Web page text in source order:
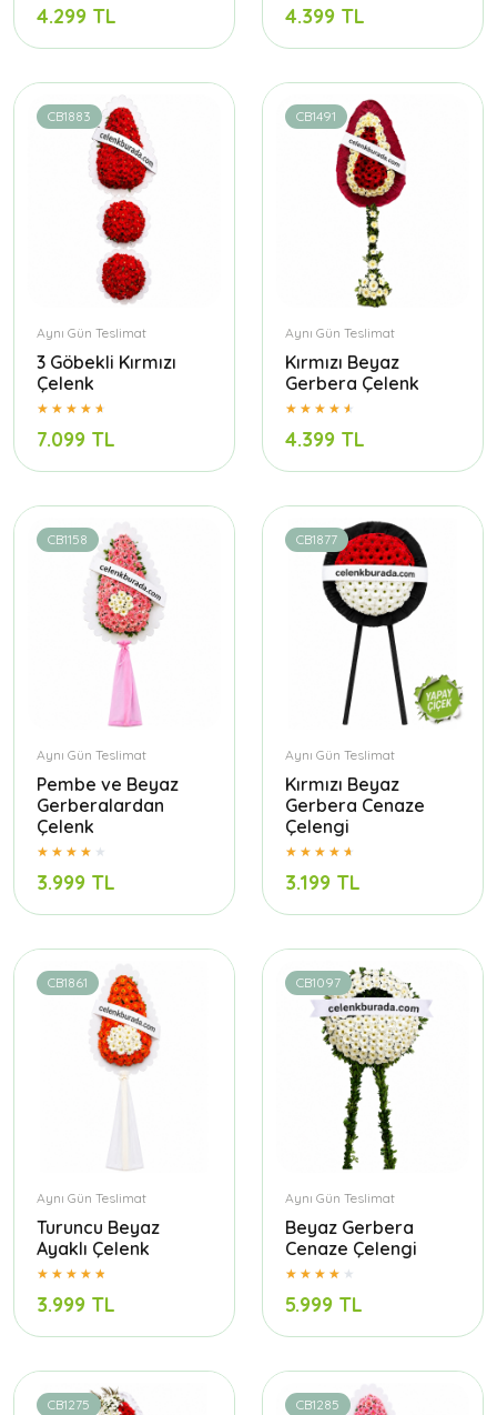
4.299 TL 4.399 TL
CB1883
Aynı Gün Teslimat
3 Göbekli Kırmızı
Çelenk
7.099 TL
CB1491
Aynı Gün Teslimat
Kırmızı Beyaz
Gerbera Çelenk
4.399 TL
CB1158
Aynı Gün Teslimat
Pembe ve Beyaz
Gerberalardan
Çelenk
3.999 TL
CB1877
Aynı Gün Teslimat
Kırmızı Beyaz
Gerbera Cenaze
Çelengi
3.199 TL
CB1861
Aynı Gün Teslimat
Turuncu Beyaz
Ayaklı Çelenk
3.999 TL
CB1097
Aynı Gün Teslimat
Beyaz Gerbera
Cenaze Çelengi
5.999 TL
CB1275 CB1285